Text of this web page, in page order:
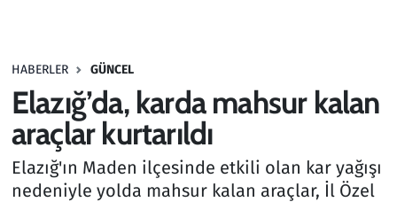
HABERLER GÜNCEL
Elazığ’da, karda mahsur kalan
araçlar kurtarıldı
Elazığ'ın Maden ilçesinde etkili olan kar yağışı
nedeniyle yolda mahsur kalan araçlar, İl Özel
Haber
Kültür Sanat
Kurumsal Haberler